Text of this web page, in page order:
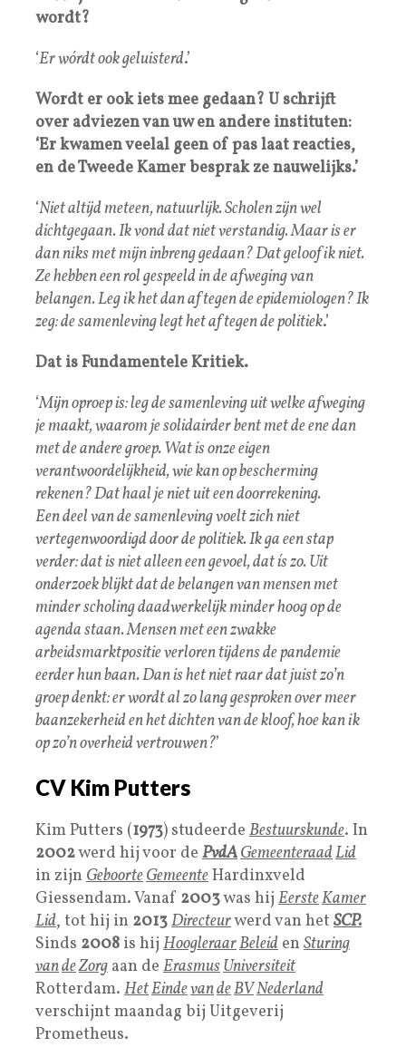
wordt?
‘Er wórdt ook geluisterd.’
Wordt er ook iets mee gedaan? U schrijft
over adviezen van uw en andere instituten:
‘Er kwamen veelal geen of pas laat reacties,
en de Tweede Kamer besprak ze nauwelijks.’
‘Niet altijd meteen, natuurlijk. Scholen zijn wel
dichtgegaan. Ik vond dat niet verstandig. Maar is er
dan niks met mijn inbreng gedaan? Dat geloof ik niet.
Ze hebben een rol gespeeld in de afweging van
belangen. Leg ik het dan af tegen de epidemiologen? Ik
zeg: de samenleving legt het af tegen de politiek.’
Dat is Fundamentele Kritiek.
‘Mijn oproep is: leg de samenleving uit welke afweging
je maakt, waarom je solidairder bent met de ene dan
met de andere groep. Wat is onze eigen
verantwoordelijkheid, wie kan op bescherming
rekenen? Dat haal je niet uit een doorrekening.
Een deel van de samenleving voelt zich niet
vertegenwoordigd door de politiek. Ik ga een stap
verder: dat is niet alleen een gevoel, dat ís zo. Uit
onderzoek blijkt dat de belangen van mensen met
minder scholing daadwerkelijk minder hoog op de
agenda staan. Mensen met een zwakke
arbeidsmarktpositie verloren tijdens de pandemie
eerder hun baan. Dan is het niet raar dat juist zo’n
groep denkt: er wordt al zo lang gesproken over meer
baanzekerheid en het dichten van de kloof, hoe kan ik
op zo’n overheid vertrouwen?’
CV Kim Putters
Kim Putters (1973) studeerde Bestuurskunde. In
2002werd hij voor de PvdAGemeenteraadLid
in zijn GeboorteGemeenteHardinxveld
Giessendam. Vanaf 2003was hij EersteKamer
Lid, tot hij in 2013Directeurwerd van het SCP.
Sinds 2008 is hij HoogleraarBeleid en Sturing
vandeZorg aan de ErasmusUniversiteit
Rotterdam. HetEindevandeBVNederland
verschijnt maandag bij Uitgeverij
Prometheus.